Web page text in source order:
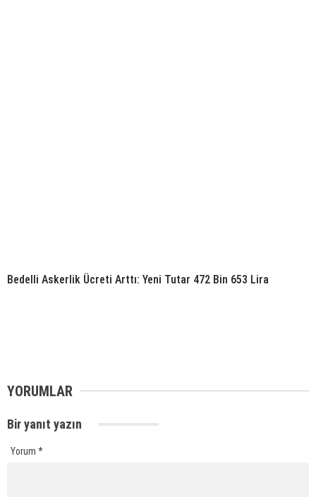
Bedelli Askerlik Ücreti Arttı: Yeni Tutar 472 Bin 653 Lira
YORUMLAR
Bir yanıt yazın
Yorum *